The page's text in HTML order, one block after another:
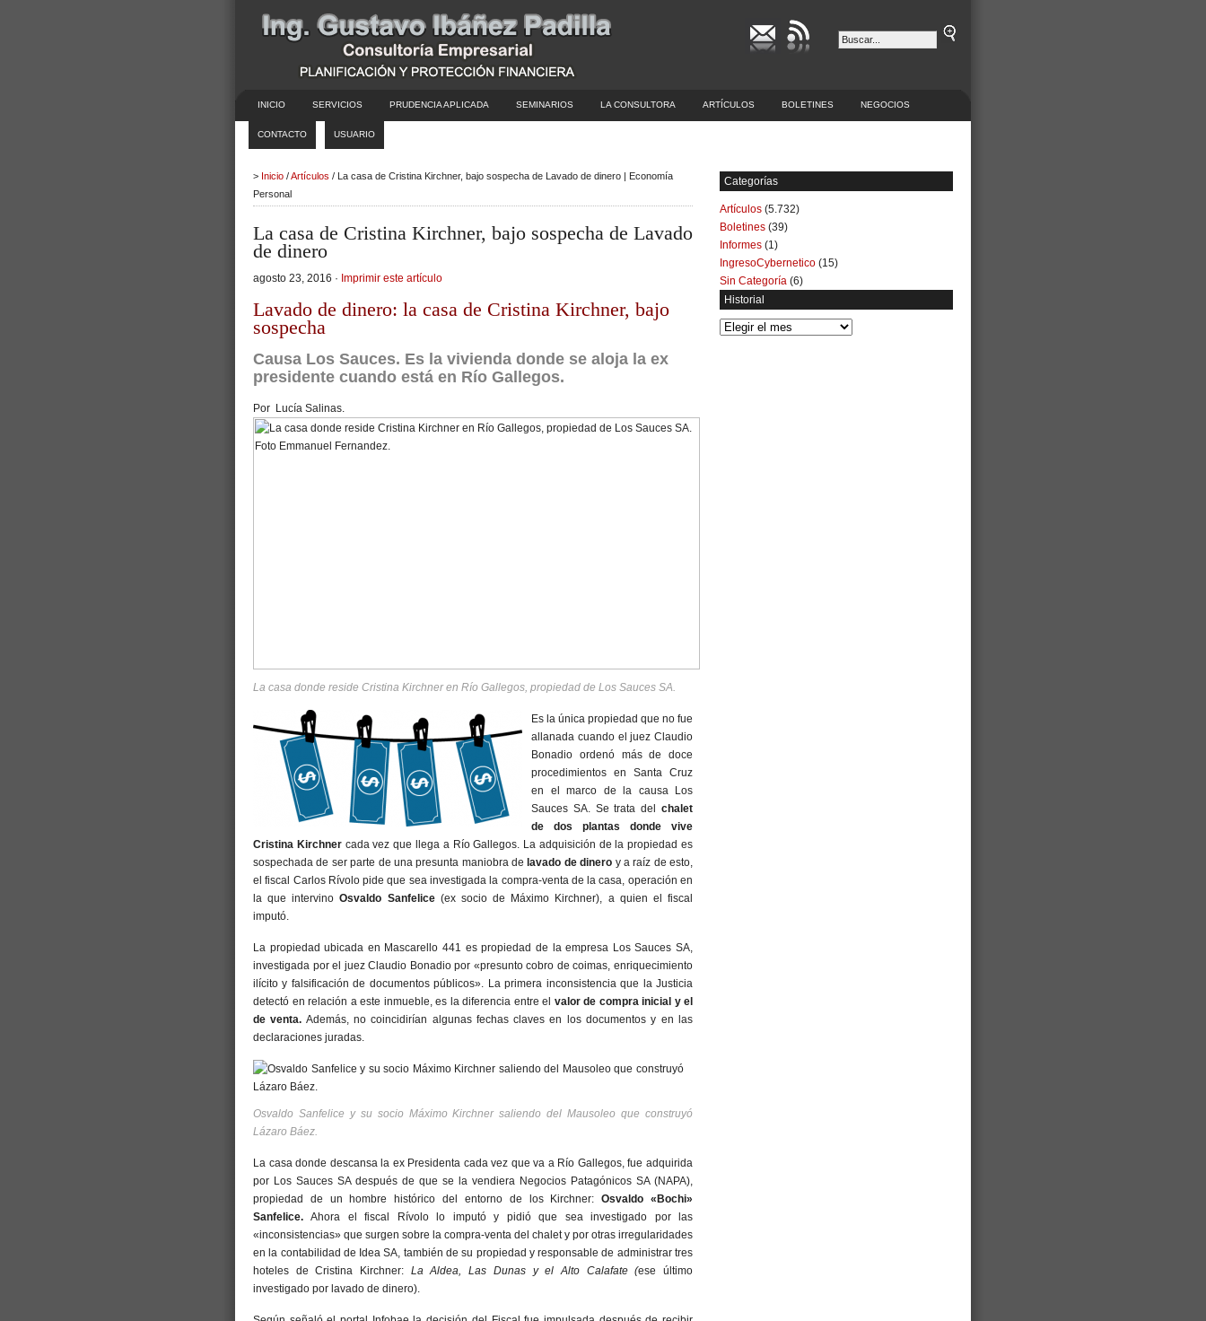
INICIO SERVICIOS PRUDENCIA APLICADA SEMINARIOS LA CONSULTORA ARTÍCULOS BOLETINES NEGOCIOS
CONTACTO USUARIO
> Inicio /Artículos / La casa de Cristina Kirchner, bajo sospecha de Lavado de dinero | Economía
Personal
La casa de Cristina Kirchner, bajo sospecha de Lavado
de dinero
agosto 23, 2016 · Imprimir este artículo
Lavado de dinero: la casa de Cristina Kirchner, bajo
sospecha
Causa Los Sauces. Es la vivienda donde se aloja la ex
presidente cuando está en Río Gallegos.
Por Lucía Salinas.
La casa donde reside Cristina Kirchner en Río Gallegos, propiedad de Los Sauces SA.
Es la única propiedad que no fue
allanada cuando el juez Claudio
Bonadio ordenó más de doce
procedimientos en Santa Cruz
en el marco de la causa Los
Sauces SA. Se trata del chalet
de dos plantas donde vive
Cristina Kirchnercada vez que llega a Río Gallegos. La adquisición de la propiedad es
sospechada de ser parte de una presunta maniobra delavado de dinero y a raíz de esto,
el fiscal Carlos Rívolo pide que sea investigada la compra-venta de la casa, operación en
la que intervinoOsvaldo Sanfelice(ex socio de Máximo Kirchner), a quien el fiscal
imputó.
La propiedad ubicada en Mascarello 441 es propiedad de la empresa Los Sauces SA,
investigada por el juez Claudio Bonadio por «presunto cobro de coimas, enriquecimiento
ilícito y falsificación de documentos públicos». La primera inconsistencia que la Justicia
detectó en relación a este inmueble, es la diferencia entre el valor de compra inicial y el
de venta. Además, no coincidirían algunas fechas claves en los documentos y en las
declaraciones juradas.
Osvaldo Sanfelice y su socio Máximo Kirchner saliendo del Mausoleo que construyó
Lázaro Báez.
La casa donde descansa la ex Presidenta cada vez que va a Río Gallegos, fue adquirida
por Los Sauces SA después de que se la vendiera Negocios Patagónicos SA (NAPA),
propiedad de un hombre histórico del entorno de los Kirchner:Osvaldo «Bochi»
Sanfelice.Ahora el fiscal Rívolo lo imputó y pidió que sea investigado por las
«inconsistencias» que surgen sobre la compra-venta del chalet y por otras irregularidades
en la contabilidad de Idea SA, también de su propiedad y responsable de administrar tres
hoteles de Cristina Kirchner: La Aldea, Las Dunas y el Alto Calafate (ese último
investigado por lavado de dinero).
Categorías
Artículos (5.732)
Boletines (39)
Informes (1)
IngresoCybernetico (15)
Sin Categoría (6)
Historial
Historial